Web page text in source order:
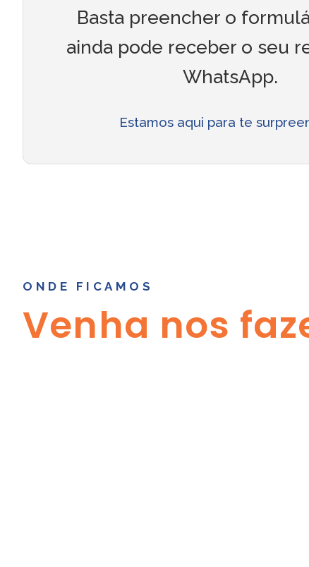
Basta preencher o
ainda pode receber o seu
WhatsApp.
Estamos aqui para te
ONDE FICAMOS
Venha nos